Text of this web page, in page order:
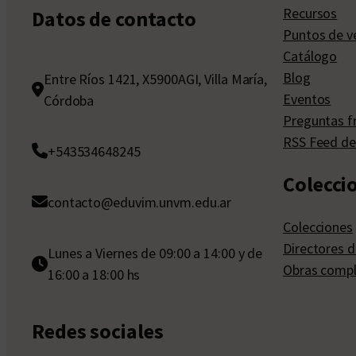
Datos de contacto
Entre Ríos 1421, X5900AGI, Villa María,
Córdoba
+543534648245
contacto@eduvim.unvm.edu.ar
Lunes a Viernes de 09:00 a 14:00 y de
16:00 a 18:00 hs
Redes sociales
Recursos
Puntos de
Catálogo
Blog
Eventos
Preguntas
RSS Feed
Colecciones
Directores
Obras